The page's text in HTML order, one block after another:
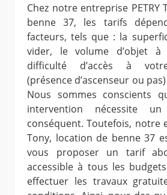
Chez notre entreprise PETRY
benne 37, les tarifs
facteurs, tels que : la
vider, le volume d’objet à
difficulté d’accès à
(présence d’ascenseur ou
Nous sommes conscients
intervention nécessite un
conséquent. Toutefois, notre
Tony, location de benne 37
vous proposer un tarif
accessible à tous les
effectuer les travaux